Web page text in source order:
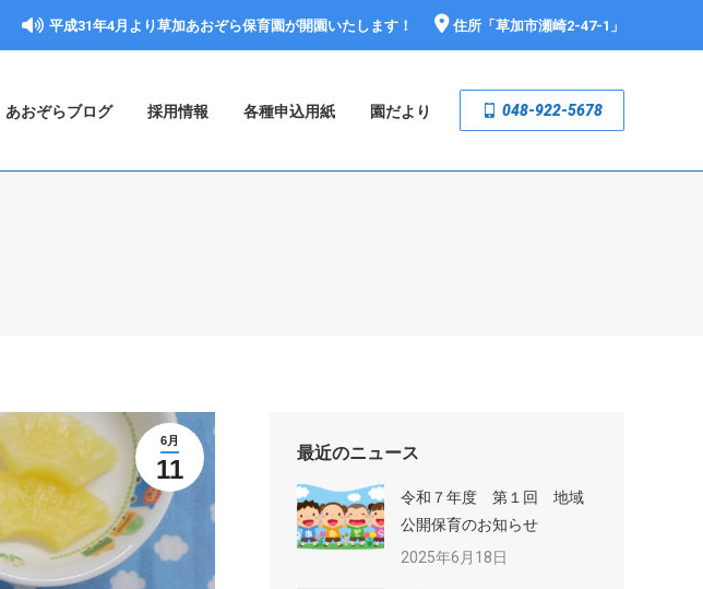
平成31年4月より草加あおぞら保育園が開園いたします！ 住所「 草加市瀬崎2-47-1 」
あおぞらブログ 採用情報 各種申込用紙 園だより 048-922-5678
6月
11
最近のニュース
令和７年度 第１回 地域
公開保育のお知らせ
2025年6月18日